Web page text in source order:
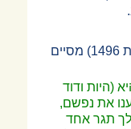
רבי יוסף הכהן, הרופא מעיר אויניון (נולד בשנת 1496) מסיים
(היות ודוד
את נפשם,
תגר אחד